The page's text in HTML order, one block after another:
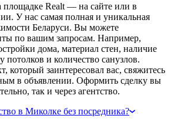
площадке Realt — на сайте или в
У нас самая полная и уникальная
Беларуси. Вы можете
по вашим запросам. Например,
дома, материал стен, наличие
потолков и количество санузлов.
который заинтересовал вас, свяжитесь
в объявлении. Оформить сделку вы
так и через агентство.
в Миколке без посредника?